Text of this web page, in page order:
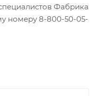
Фабрика
номеру 8-800-50-05-